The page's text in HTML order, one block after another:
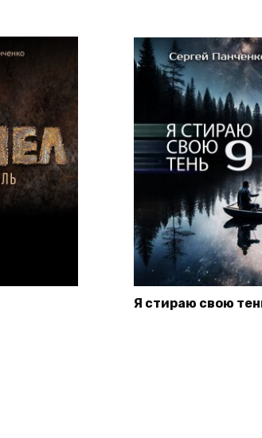
Я стираю свою